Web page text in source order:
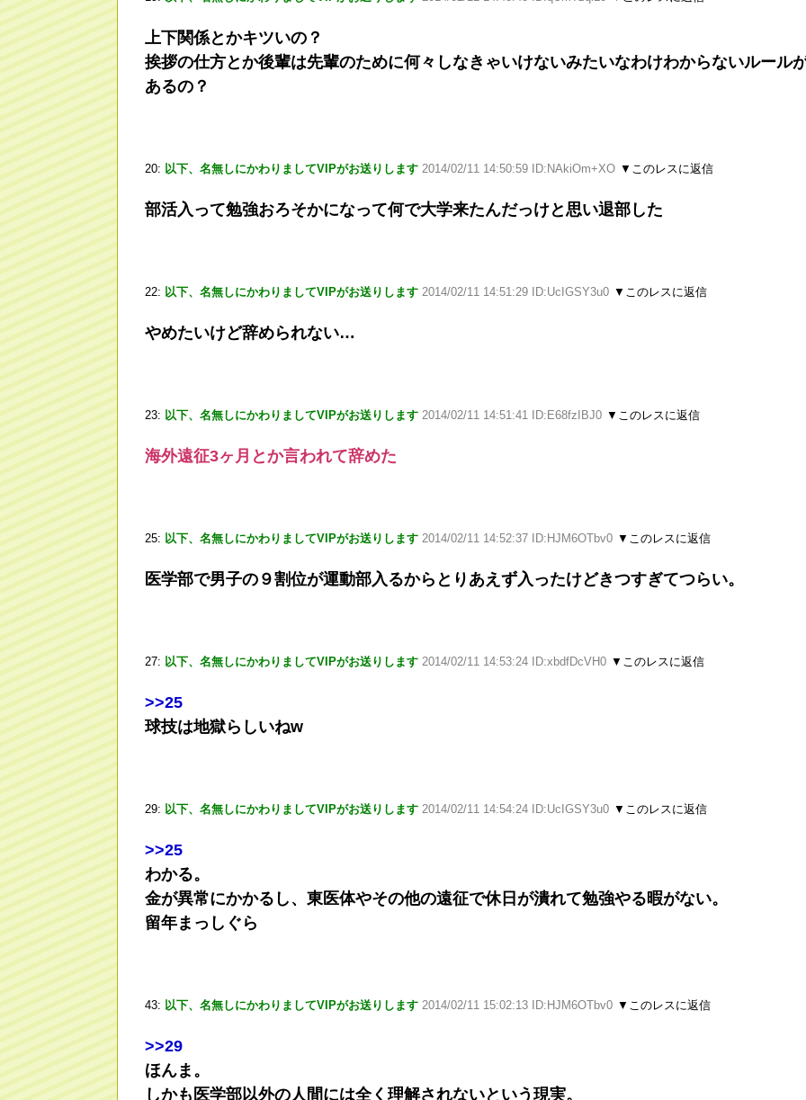
上下関係とかキツいの？
挨拶の仕方とか後輩は先輩のために何々しなきゃいけないみたいなわけわからないルール
あるの？
20: 以下、名無しにかわりましてVIPがお送りします 2014/02/11 14:50:59 ID:NAkiOm+XO ▼このレスに返信
部活入って勉強おろそかになって何で大学来たんだっけと思い退部した
22: 以下、名無しにかわりましてVIPがお送りします 2014/02/11 14:51:29 ID:UcIGSY3u0 ▼このレスに返信
やめたいけど辞められない…
23: 以下、名無しにかわりましてVIPがお送りします 2014/02/11 14:51:41 ID:E68fzIBJ0 ▼このレスに返信
海外遠征3ヶ月とか言われて辞めた
25: 以下、名無しにかわりましてVIPがお送りします 2014/02/11 14:52:37 ID:HJM6OTbv0 ▼このレスに返信
医学部で男子の９割位が運動部入るからとりあえず入ったけどきつすぎてつらい。
27: 以下、名無しにかわりましてVIPがお送りします 2014/02/11 14:53:24 ID:xbdfDcVH0 ▼このレスに返信
>>25
球技は地獄らしいねw
29: 以下、名無しにかわりましてVIPがお送りします 2014/02/11 14:54:24 ID:UcIGSY3u0 ▼このレスに返信
>>25
わかる。
金が異常にかかるし、東医体やその他の遠征で休日が潰れて勉強やる暇がない。
留年まっしぐら
43: 以下、名無しにかわりましてVIPがお送りします 2014/02/11 15:02:13 ID:HJM6OTbv0 ▼このレスに返信
>>29
ほんま。
しかも医学部以外の人間には全く理解されないという現実。